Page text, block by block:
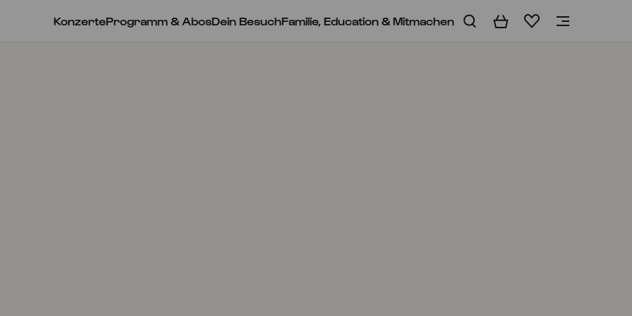
KonzerteProgramm & AbosDein BesuchFamilie, Education & Mitmachen WarenkorbMerkliste